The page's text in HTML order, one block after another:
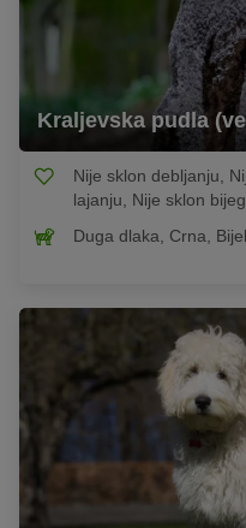
Kraljevska pudla
Nije sklon debljanju,
lajanju, Nije sklon
Duga dlaka, Crna,